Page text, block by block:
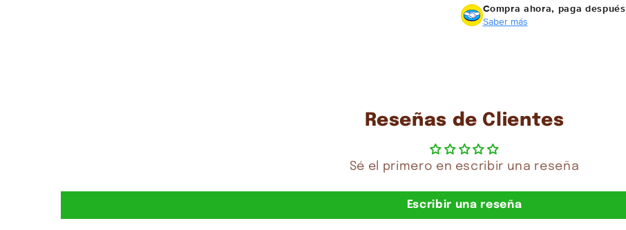
Compra ahora, paga después
Saber más
Reseñas de Clientes
Sé el primero en escribir una reseña
Escribir una reseña